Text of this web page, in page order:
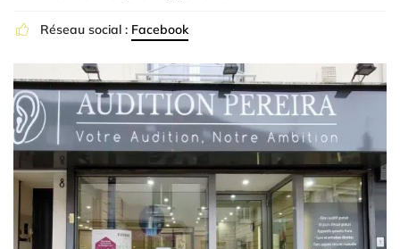
 Réseau social : Facebook